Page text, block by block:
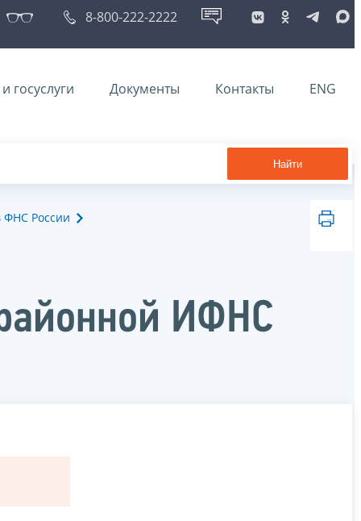
8-800-222-2222
госуслуги Документы Контакты ENG
Найти
ФНС России
ИФНС